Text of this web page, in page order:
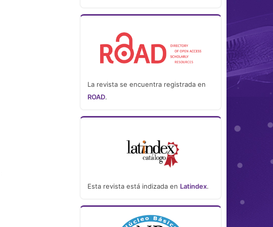
La revista se encuentra registrada en
ROAD.
Esta revista está indizada en Latindex.